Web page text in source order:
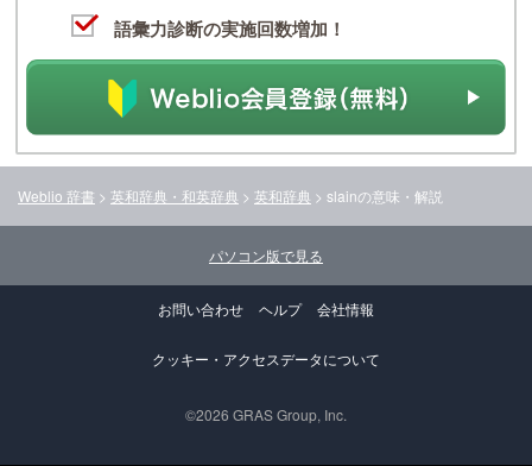
語彙力診断の実施回数増加！
Weblio 辞書 > 英和辞典・和英辞典 > 英和辞典 > slainの意味・解説
パソコン版で見る
お問い合わせ ヘルプ 会社情報
クッキー・アクセスデータについて
©2026 GRAS Group, Inc.